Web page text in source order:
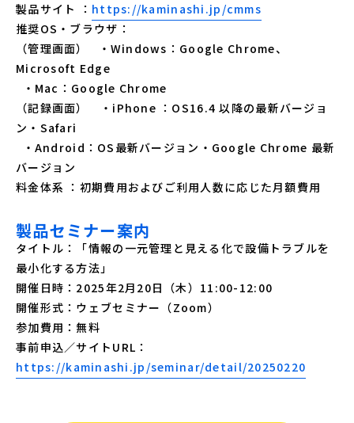
製品サイト ： https://kaminashi.jp/cmms
推奨OS・ブラウザ：
（管理画面） ・Windows：Google Chrome、
Microsoft Edge
・Mac：Google Chrome
（記録画面） ・iPhone ：OS16.4 以降の最新バージョ
ン・Safari
・Android：OS最新バージョン・Google Chrome 最新
バージョン
料金体系 ：初期費用およびご利用人数に応じた月額費用
製品セミナー案内
タイトル：「情報の一元管理と見える化で設備トラブルを
最小化する方法」
開催日時：2025年2月20日（木）11:00-12:00
開催形式：ウェブセミナー（Zoom）
参加費用：無料
事前申込／サイトURL：
https://kaminashi.jp/seminar/detail/20250220